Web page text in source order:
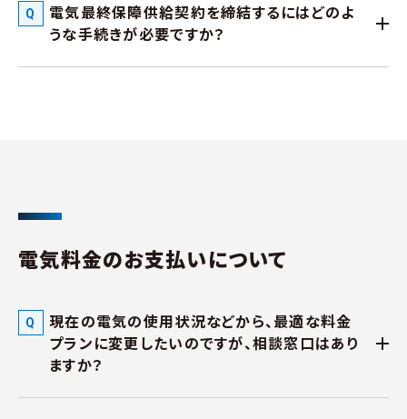
電気最終保障供給契約を締結するにはどのよ
うな手続きが必要ですか？
電気料金のお支払いについて
現在の電気の使用状況などから、最適な料金
プランに変更したいのですが、相談窓口はあり
ますか？